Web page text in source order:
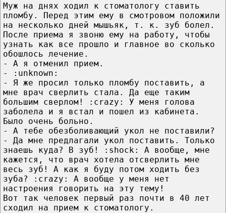
Муж на днях ходил к стоматологу ставить
пломбу. Перед этим ему в смотровом положили
на несколько дней мышьяк, т. к. зуб болел.
После приема я звоню ему на работу, чтобы
узнать как все прошло и главное во сколько
обошлось лечение.
- А я отменил прием.
- :unknown:
- Я же просил только пломбу поставить, а
мне врач сверлить стала. Да еще таким
большим сверлом! :crazy: У меня голова
заболела и я встал и пошел из кабинета.
Было очень больно.
- А тебе обезболивающий укол не поставили?
- Да мне предлагали укол поставить. Только
знаешь куда? В зуб! :shock: А вообще, мне
кажется, что врач хотела отсверлить мне
весь зуб! А как я буду потом ходить без
зуба? :crazy: А вообще у меня нет
настроения говорить на эту тему!
Вот так человек первый раз почти в 40 лет
сходил на прием к стоматологу.